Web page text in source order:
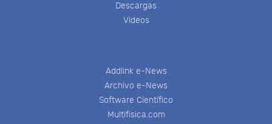
Descargas
Videos
Addlink e-News
Archivo e-News
Software Científico
Multifisica.com